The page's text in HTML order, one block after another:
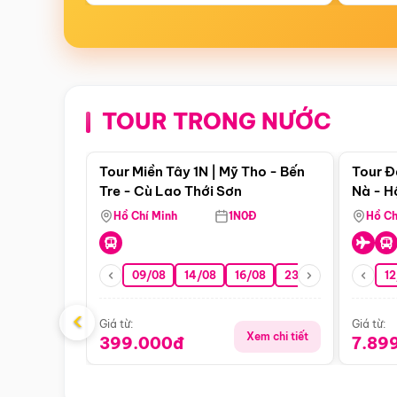
TOUR TRONG NƯỚC
Điểm nổi bật
Tour Miền Tây 1N | Mỹ Tho - Bến
Tre - Cù Lao Thới Sơn
Hồ Chí Minh 1N0Đ
09/08 14/08 16/08 23/08 30/08
Giá từ:
399.000đ Xem chi tiết
Tour
Nà -
Nha
Hồ
Giá từ:
‹